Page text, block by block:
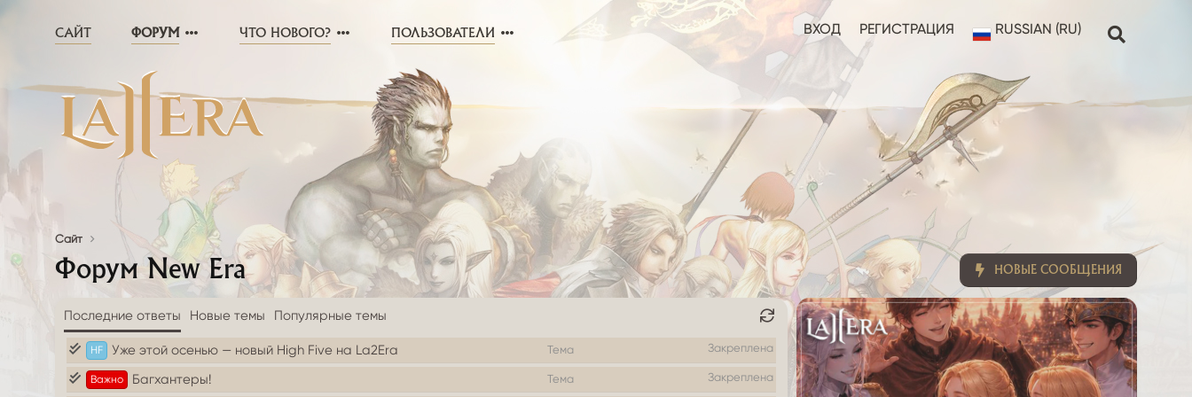
САЙТ ФОРУМ ЧТО НОВОГО? ПОЛЬЗОВАТЕЛИ ВХОД РЕГИСТРАЦИЯ RUSSIAN (RU)
Сайт
Форум New Era НОВЫЕ СООБЩЕНИЯ
Последние ответы Новые темы Популярные темы
HF Уже этой осенью — новый High Five на La2Era Тема Закреплена
Важно Багхантеры! Тема Закреплена